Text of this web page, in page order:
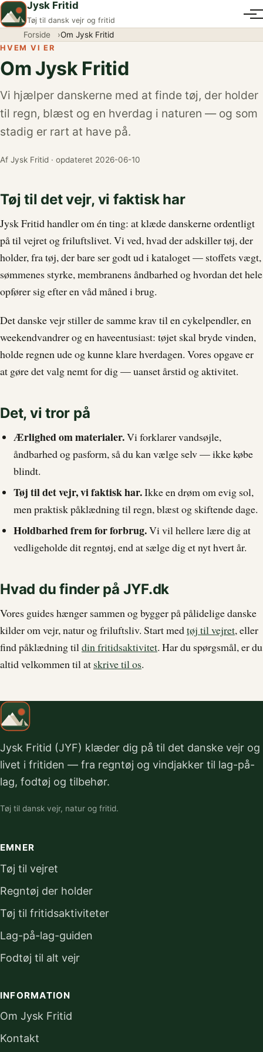
Jysk Fritid
Tøj til dansk vejr og fritid
Forside Om Jysk Fritid
HVEM VI ER
Om Jysk Fritid
Vi hjælper danskerne med at finde tøj, der holder
til regn, blæst og en hverdag i naturen — og som
stadig er rart at have på.
Af Jysk Fritid · opdateret 2026-06-10
Tøj til det vejr, vi faktisk har
Jysk Fritid handler om én ting: at klæde danskerne ordentligt
på til vejret og friluftslivet. Vi ved, hvad der adskiller tøj, der
holder, fra tøj, der bare ser godt ud i kataloget — stoffets vægt,
sømmenes styrke, membranens åndbarhed og hvordan det hele
opfører sig efter en våd måned i brug.
Det danske vejr stiller de samme krav til en cykelpendler, en
weekendvandrer og en haveentusiast: tøjet skal bryde vinden,
holde regnen ude og kunne klare hverdagen. Vores opgave er
at gøre det valg nemt for dig — uanset årstid og aktivitet.
Det, vi tror på
Ærlighed om materialer.Vi forklarer vandsøjle,
åndbarhed og pasform, så du kan vælge selv — ikke købe
blindt.
Tøj til det vejr, vi faktisk har.Ikke en drøm om evig sol,
men praktisk påklædning til regn, blæst og skiftende dage.
Holdbarhed frem for forbrug.Vi vil hellere lære dig at
vedligeholde dit regntøj, end at sælge dig et nyt hvert år.
Hvad du finder på JYF.dk
Vores guides hænger sammen og bygger på pålidelige danske
kilder om vejr, natur og friluftsliv. Start medtøj til vejret, eller
find påklædning tildin fritidsaktivitet. Har du spørgsmål, er du
altid velkommen til at skrive til os.
Jysk Fritid (JYF) klæder dig på til det danske vejr og
livet i fritiden — fra regntøj og vindjakker til lag-på-
lag, fodtøj og tilbehør.
Tøj til dansk vejr, natur og fritid.
EMNER
Tøj til vejret
Regntøj der holder
Tøj til fritidsaktiviteter
Lag-på-lag-guiden
Fodtøj til alt vejr
INFORMATION
Om Jysk Fritid
Kontakt